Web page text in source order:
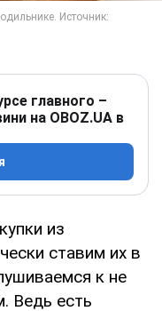
главного –
на OBOZ.UA в
из
ставим их в
к не
Ведь есть